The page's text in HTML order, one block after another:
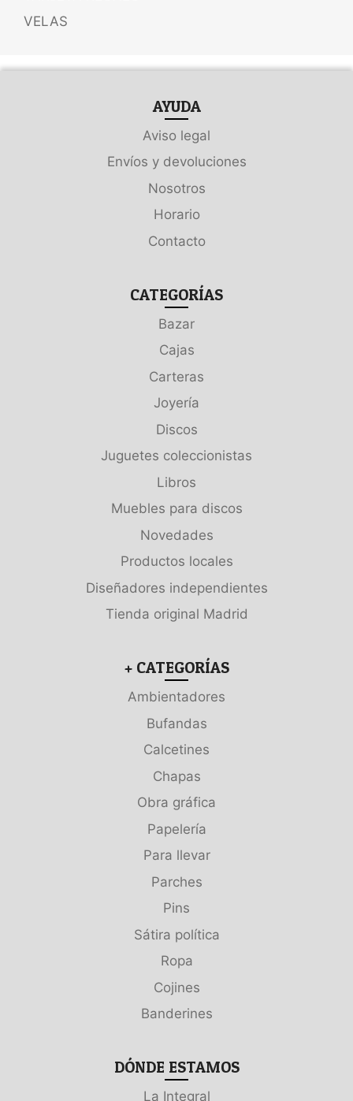
VELAS
AYUDA
Aviso legal
Envíos y devoluciones
Nosotros
Horario
Contacto
CATEGORÍAS
Bazar
Cajas
Carteras
Joyería
Discos
Juguetes coleccionistas
Libros
Muebles para discos
Novedades
Productos locales
Diseñadores independientes
Tienda original Madrid
+ CATEGORÍAS
Ambientadores
Bufandas
Calcetines
Chapas
Obra gráfica
Papelería
Para llevar
Parches
Pins
Sátira política
Ropa
Cojines
Banderines
DÓNDE ESTAMOS
La Integral